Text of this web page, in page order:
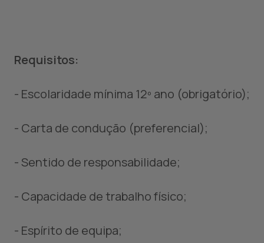
Requisitos:
- Escolaridade mínima 12º ano (obrigatório);
- Carta de condução (preferencial);
- Sentido de responsabilidade;
- Capacidade de trabalho físico;
- Espírito de equipa;